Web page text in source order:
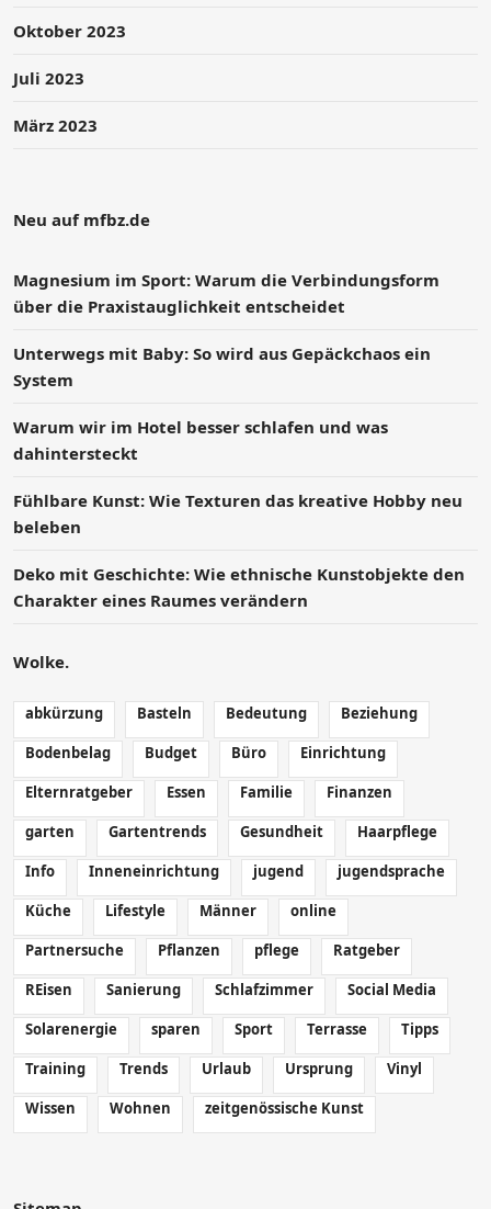
Oktober 2023
Juli 2023
März 2023
Neu auf mfbz.de
Magnesium im Sport: Warum die Verbindungsform
über die Praxistauglichkeit entscheidet
Unterwegs mit Baby: So wird aus Gepäckchaos ein
System
Warum wir im Hotel besser schlafen und was
dahintersteckt
Fühlbare Kunst: Wie Texturen das kreative Hobby neu
beleben
Deko mit Geschichte: Wie ethnische Kunstobjekte den
Charakter eines Raumes verändern
Wolke.
abkürzung Basteln Bedeutung
Beziehung
Bodenbelag
Budget Büro
Einrichtung
Elternratgeber
Essen Familie
Finanzen
garten
Gartentrends Gesundheit
Haarpflege
Info
Inneneinrichtung jugend
jugendsprache
Küche
Lifestyle Männer
online
Partnersuche
Pflanzen pflege
Ratgeber
REisen
Sanierung Schlafzimmer
Social Media
Solarenergie
sparen Sport Terrasse
Tipps
Training
Trends Urlaub Ursprung
Vinyl
Wissen
Wohnen zeitgenössische Kunst